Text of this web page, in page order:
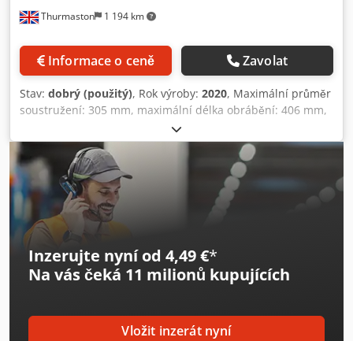
Thurmaston 1 194 km
Informace o ceně Zavolat
Stav: dobrý (použitý), Rok výroby: 2020, Maximální průměr
soustružení: 305 mm, maximální délka obrábění: 406 mm,
kapacita podávání tyčí: 63,5 mm, otáčky vřetena: 4000
ot./min, motor vřetena: 20 HP, revolverová hlava se 12
pozicemi, chlazení a dopravník třísek, tříčelisťové sklíčidlo,
nástrojový měřič. Dkodpfx Ahozg Edljbsr
Inzerujte nyní od 4,49 €*
Na vás čeká 11 milionů kupujících
Vložit inzerát nyní